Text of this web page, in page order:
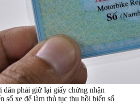
dân phải giữ lại giấy chứng nhận
số xe để làm thủ tục thu hồi biển số